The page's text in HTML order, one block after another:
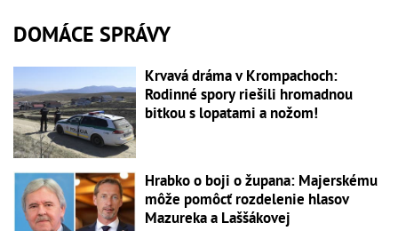
DOMÁCE SPRÁVY
Krvavá dráma v Krompachoch:
Rodinné spory riešili hromadnou
bitkou s lopatami a nožom!
Hrabko o boji o župana: Majerskému
môže pomôcť rozdelenie hlasov
Mazureka a Laššákovej